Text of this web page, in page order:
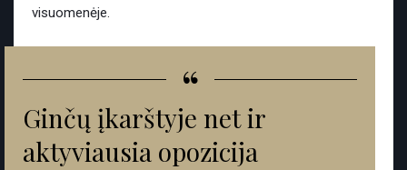
visuomenėje.
“
Ginčų įkarštyje net ir
aktyviausia opozicija